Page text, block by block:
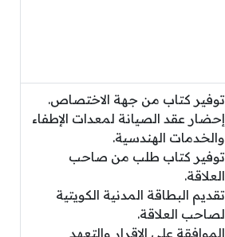
توفير كتاب من جهة الاختصاص.
إحضار عقد الصيانة لمعدات الإطفاء
والخدمات الهندسية.
توفير كتاب طلب من صاحب
العلاقة.
تقديم البطاقة المدنية الكويتية
لصاحب العلاقة.
الموافقة على الإقرار والتعهد